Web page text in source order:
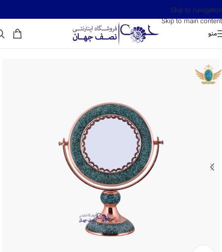
Skip to navigation
Skip to main content
منو